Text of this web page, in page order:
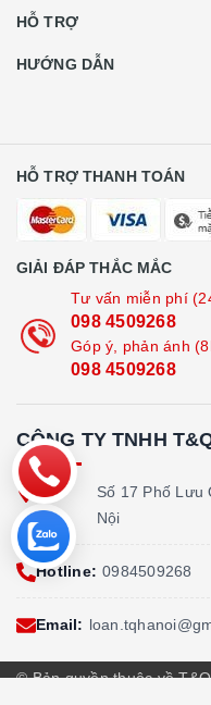
HỖ TRỢ
HƯỚNG DẪN
HỖ TRỢ THANH TOÁN
GIẢI ĐÁP THẮC MẮC
Tư vấn miễn phí
098 4509268
Góp ý, phản ánh
098 4509268
CÔNG TY TNHH
Địa
chỉ:
Số 17 Phố Lưu
Nội
Hotline: 0984509268
Email:
© Bản quyền thuộc về